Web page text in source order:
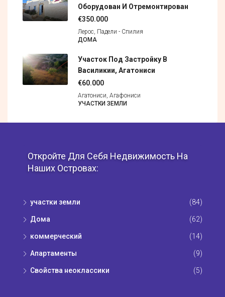
Оборудован И Отремонтирован
€350.000
Лерос, Падели - Спилия
ДОМА
Участок Под Застройку В
Василикии, Агатониси
€60.000
Агатониси, Агафониси
УЧАСТКИ ЗЕМЛИ
Откройте Для Себя Недвижимость На
Наших Островах:
участки земли (84)
Дома (62)
коммерческий (14)
Апартаменты (9)
Свойства неоклассики (5)